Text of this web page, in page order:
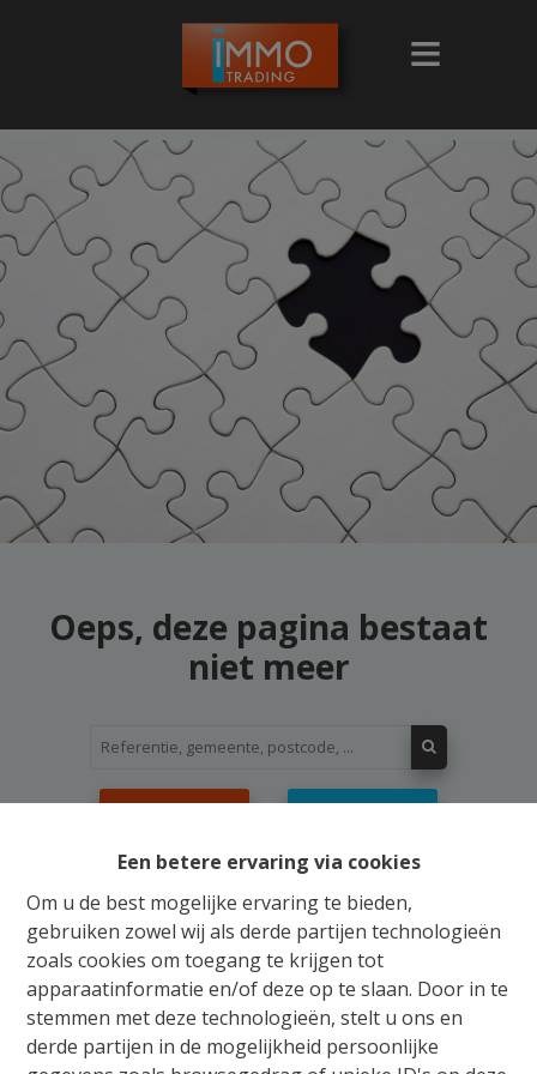
Een betere ervaring via cookies
Om u de best mogelijke ervaring te bieden,
gebruiken zowel wij als derde partijen technologieën
zoals cookies om toegang te krijgen tot
apparaatinformatie en/of deze op te slaan. Door in te
stemmen met deze technologieën, stelt u ons en
derde partijen in de mogelijkheid persoonlijke
Oeps, deze pagina bestaat
niet meer
Te koop Te huur
Gratis Schatting
Ons verkoopsteam staat u bij met raad en daad
voor de aankoop, verkoop, huur of verhuur van